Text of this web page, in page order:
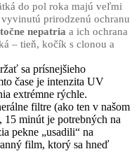
do pol roka majú veľmi
prirodzenú ochranu
nepatria a ich ochrana
– tieň, kočík s clonou a
sa prísnejšieho
čase je intenzita UV
extrémne rýchle.
filtre (ako ten v našom
minút je potrebných na
pekne „usadili“ na
film, ktorý sa hneď